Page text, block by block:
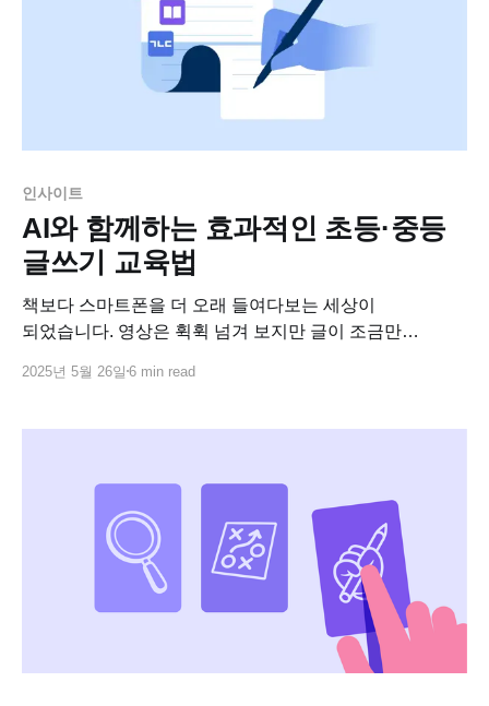
인사이트
AI와 함께하는 효과적인 초등·중등
글쓰기 교육법
책보다 스마트폰을 더 오래 들여다보는 세상이
되었습니다. 영상은 휙휙 넘겨 보지만 글이 조금만
단어와 어휘력은 점점 줄어들고 있죠.
2025년 5월 26일 6 min read